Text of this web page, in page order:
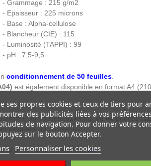
- Grammage : 215 g/m2
- Epaisseur : 225 microns
- Base : Alpha-cellulose
- Blancheur (CIE) : 115
- Luminosité (TAPPI) : 99
- pH : 7,5-9,5
conditionnement de 50 feuilles.
est également disponible en format A4
36 pouces (914mm), de 44 pouces
longueur de 15 mètres.
sont disponiblesici.
ses propres cookies et ceux de tiers pour
des publicités liées à vos
de navigation. Pour donner votre
sur le bouton Accepter.
Personnaliser les cookies